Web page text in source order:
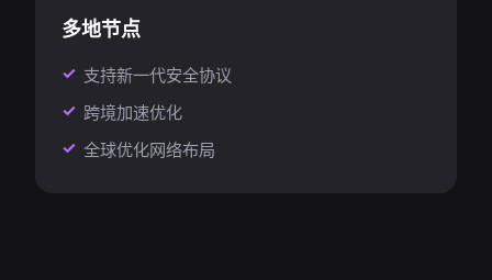
多地节点
支持新一代安全协议
跨境加速优化
全球优化网络布局